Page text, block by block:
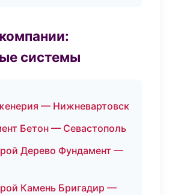
системы
— Нижневартовск
Бетон — Севастополь
Дерево Фундамент —
Камень Бригадир —